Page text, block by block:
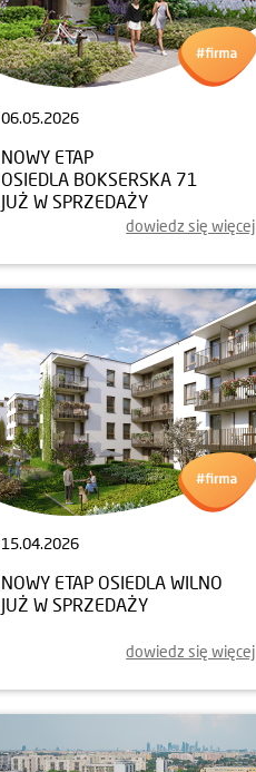
06.05.2026
NOWY ETAP
OSIEDLA BOKSERSKA 71
JUŻ W SPRZEDAŻY
dowiedz się więcej
15.04.2026
NOWY ETAP OSIEDLA WILNO
JUŻ W SPRZEDAŻY
dowiedz się więcej